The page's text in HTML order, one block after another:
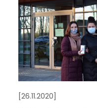
[26.11.2020]